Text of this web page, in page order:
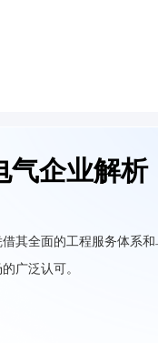
气企业解析
其全面的工程服务体系
广泛认可。